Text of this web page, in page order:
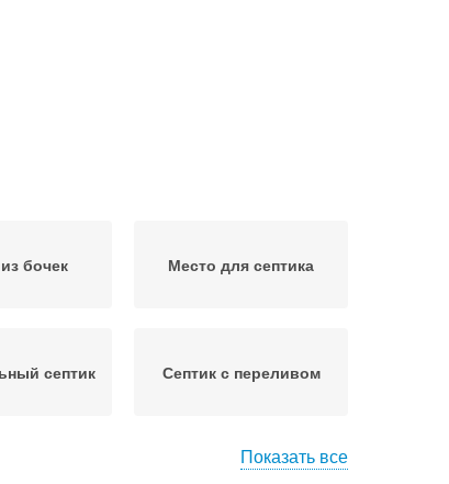
бочек Место для септика
септик Септик с переливом
Показать все